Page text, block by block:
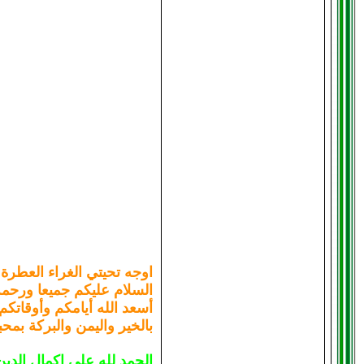
اوجه تحيتي الغراء
السلام عليكم جميعا
أسعد الله أيامكم
بالخير واليمن والبركة
الحمد لله على إكمال